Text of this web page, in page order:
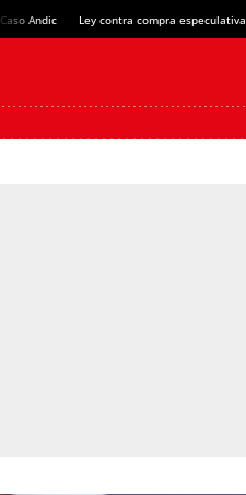
Caso Andic Ley contra compra especulativa